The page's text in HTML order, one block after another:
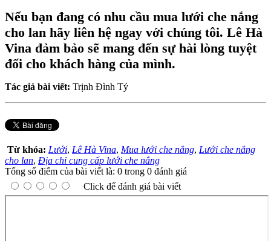
Nếu bạn đang có nhu cầu mua lưới che nắng
cho lan hãy liên hệ ngay với chúng tôi. Lê Hà
Vina đảm bảo sẽ mang đến sự hài lòng tuyệt
đối cho khách hàng của mình.
Tác giả bài viết: Trịnh Đình Tý
Từ khóa: Lưới, Lê Hà Vina, Mua lưới che nắng, Lưới che nắng
cho lan, Địa chỉ cung cấp lưới che nắng
Tổng số điểm của bài viết là: 0 trong 0 đánh giá
Click để đánh giá bài viết